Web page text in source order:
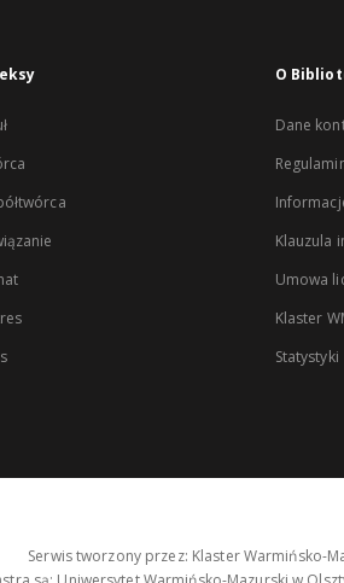
O
Dane
Klauzula
Umowa
Klaster
Statystyki
Serwis tworzony przez: Klaster Warmińsko-